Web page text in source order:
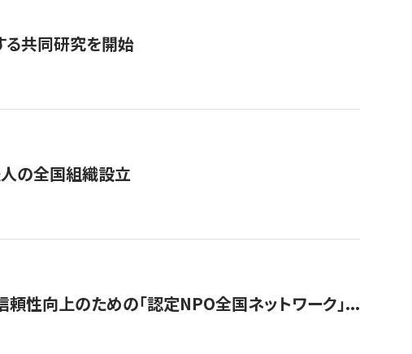
る共同研究を開始
の全国組織設立
性向上のための「認定NPO全国ネットワーク」...